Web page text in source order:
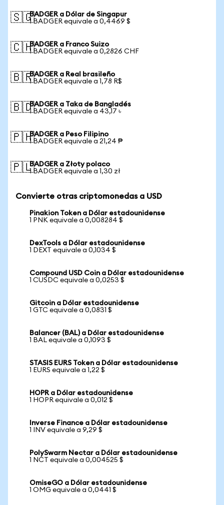
🇸🇬BADGER a Dólar de Singapur
1 BADGER equivale a 0,4469 $
🇨🇭BADGER a Franco Suizo
1 BADGER equivale a 0,2826 CHF
🇧🇷BADGER a Real brasileño
1 BADGER equivale a 1,78 R$
🇧🇩BADGER a Taka de Bangladés
1 BADGER equivale a 43,17 ৳
🇵🇭BADGER a Peso Filipino
1 BADGER equivale a 21,24 ₱
🇵🇱BADGER a Złoty polaco
1 BADGER equivale a 1,30 zł
Convierte otras criptomonedas a USD
Pinakion Token a Dólar estadounidense
1 PNK equivale a 0,008284 $
DexTools a Dólar estadounidense
1 DEXT equivale a 0,1034 $
Compound USD Coin a Dólar estadounidense
1 CUSDC equivale a 0,0253 $
Gitcoin a Dólar estadounidense
1 GTC equivale a 0,0831 $
Balancer (BAL) a Dólar estadounidense
1 BAL equivale a 0,1093 $
STASIS EURS Token a Dólar estadounidense
1 EURS equivale a 1,22 $
HOPR a Dólar estadounidense
1 HOPR equivale a 0,012 $
Inverse Finance a Dólar estadounidense
1 INV equivale a 9,29 $
PolySwarm Nectar a Dólar estadounidense
1 NCT equivale a 0,004525 $
OmiseGO a Dólar estadounidense
1 OMG equivale a 0,0441 $